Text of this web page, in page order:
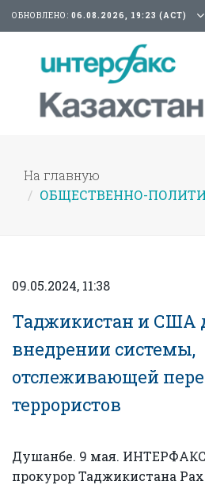
ОБНОВЛЕНО: 06.08.2026, 19:23 (АСТ)
На главную
ОБЩЕСТВЕННО-
09.05.2024, 11:38
Таджикистан и США
внедрении системы,
отслеживающей
террористов
Душанбе. 9 мая.
прокурор Таджикистана